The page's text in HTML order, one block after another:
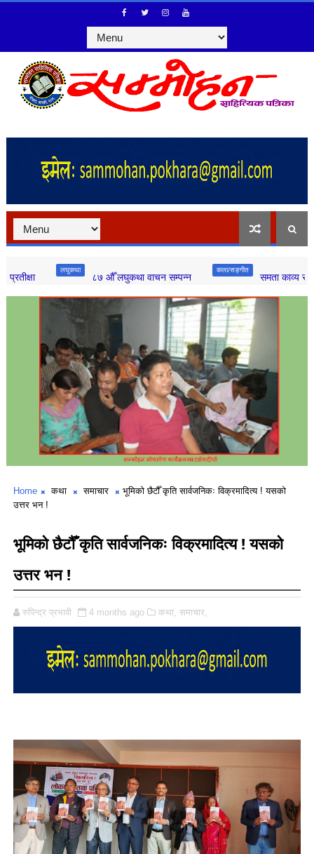
८७ औँ लघुकथा वाचन सम्पन्न समता काव्य सन्ध्याको
Home कथा समाचार
भूमिको छैटौँ कृति सार्वजनिकः विक्रमादित्य ! यसको
उत्तर भन !
भूमिको छैटौँ कृति सार्वजनिकः विक्रमादित्य ! यसको
उत्तर भन !
रुपिन्द्र प्रभावी 4 months ago कथा, समाचार,